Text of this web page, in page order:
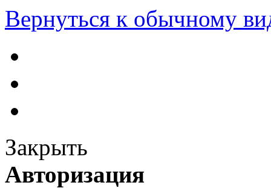
Вернуться к обычному
Закрыть
Авторизация